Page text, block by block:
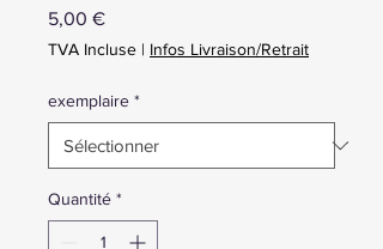
5,00 €Prix
TVA Incluse | Infos Livraison/Retrait
exemplaire *
Quantité *